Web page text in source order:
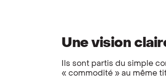
Une vision
Ils sont partis du simple
« commodité » au même